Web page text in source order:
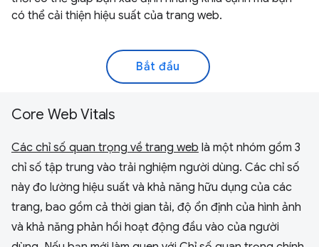
có thể cải thiện hiệu suất của trang web.
Bắt đầu
Core Web Vitals
Các chỉ số quan trọng về trang web là một nhóm gồm 3
chỉ số tập trung vào trải nghiệm người dùng. Các chỉ số
này đo lường hiệu suất và khả năng hữu dụng của các
trang, bao gồm cả thời gian tải, độ ổn định của hình ảnh
và khả năng phản hồi hoạt động đầu vào của người